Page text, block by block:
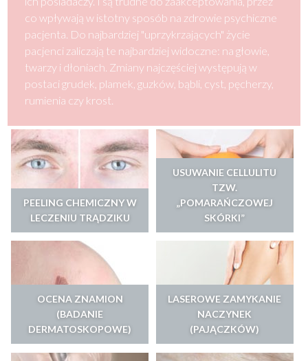
co wpływają w istotny sposób na zdrowie psychiczne
pacjenta. Do najbardziej "uprzykrzających" życie
pacjenci zaliczają te najbardziej widoczne: na głowie,
twarzy i dłoniach. Zmiany najczęściej występują w
postaci grudek, plamek, guzków, bąbli, cyst, pęcherzy,
rumienia czy krost.
PEELING CHEMICZNY W
LECZENIU TRĄDZIKU
USUWANIE CELLULITU
TZW.
„POMARAŃCZOWEJ
SKÓRKI”
OCENA ZNAMION
(BADANIE
DERMATOSKOPOWE)
LASEROWE ZAMYKANIE
NACZYNEK
(PAJĄCZKÓW)